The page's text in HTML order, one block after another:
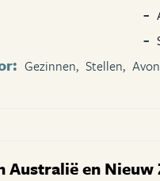
Gezinnen, Stellen,
Australië en Nieuw